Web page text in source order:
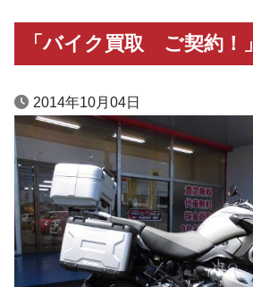
「バイク買取 ご契約！」
2014年10月04日